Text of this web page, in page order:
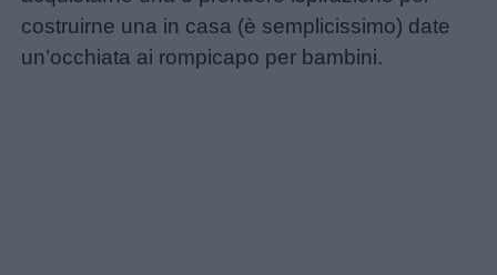
costruirne una in casa (è semplicissimo) date
un’occhiata ai rompicapo per bambini.